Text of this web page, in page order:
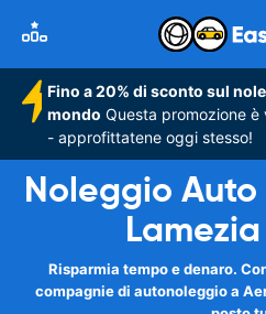
Fino a 20% di sconto sul
mondo Questa promozione è
- approfittatene oggi stesso!
Noleggio
Risparmia tempo e denaro.
compagnie di autonoleggio a